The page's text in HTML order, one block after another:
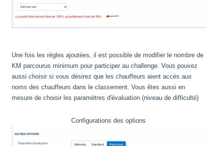
Une fois les règles ajoutées, il est possible de modifier le nombre de
KM parcourus minimum pour participer au challenge. Vous pouvez
aussi choisir si vous désirez que les chauffeurs aient accès aux
noms des chauffeurs dans le classement. Vous êtes aussi en
mesure de choisir les paramètres d'évaluation (niveau de difficulté)
Configurations des options